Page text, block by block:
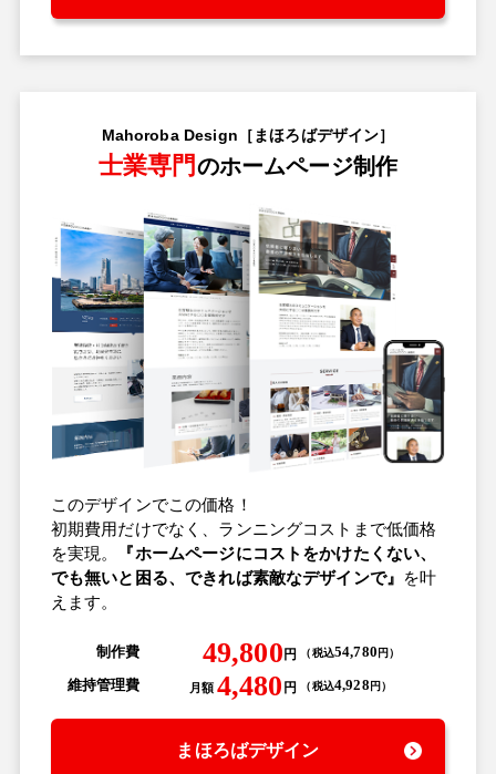
Mahoroba Design［まほろばデザイン］
士業専門のホームページ制作
このデザインでこの価格！
初期費用だけでなく、ランニングコストまで低価格
を実現。
『ホームページにコストをかけたくない、
でも無いと困る、できれば素敵なデザインで』 を叶
えます。
制作費 49,800 円 （税込54,780 円）
維持管理費 月額 4,480 円 （税込4,928 円）
まほろばデザイン